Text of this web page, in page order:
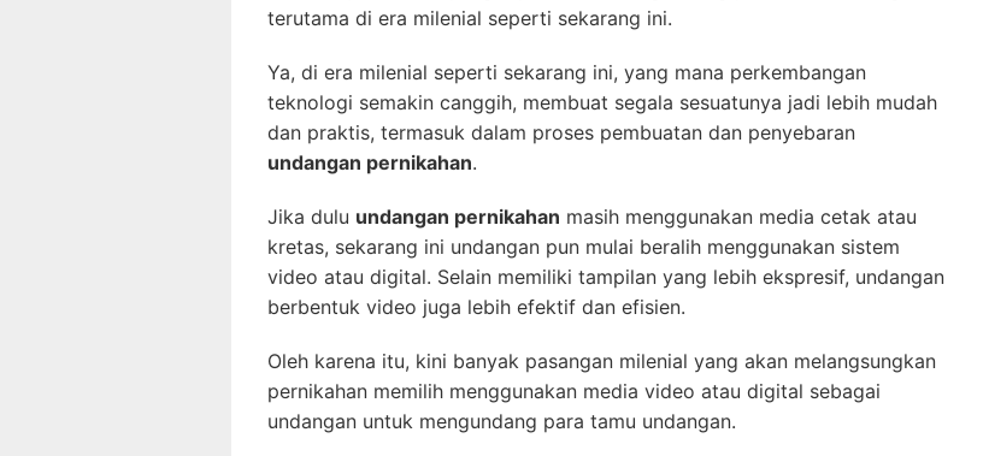
terutama di era milenial seperti sekarang ini.
Ya, di era milenial seperti sekarang ini, yang mana perkembangan
teknologi semakin canggih, membuat segala sesuatunya jadi lebih mudah
dan praktis, termasuk dalam proses pembuatan dan penyebaran
undangan pernikahan.
Jika dulu undangan pernikahan masih menggunakan media cetak atau
kretas, sekarang ini undangan pun mulai beralih menggunakan sistem
video atau digital. Selain memiliki tampilan yang lebih ekspresif, undangan
berbentuk video juga lebih efektif dan efisien.
Oleh karena itu, kini banyak pasangan milenial yang akan melangsungkan
pernikahan memilih menggunakan media video atau digital sebagai
undangan untuk mengundang para tamu undangan.